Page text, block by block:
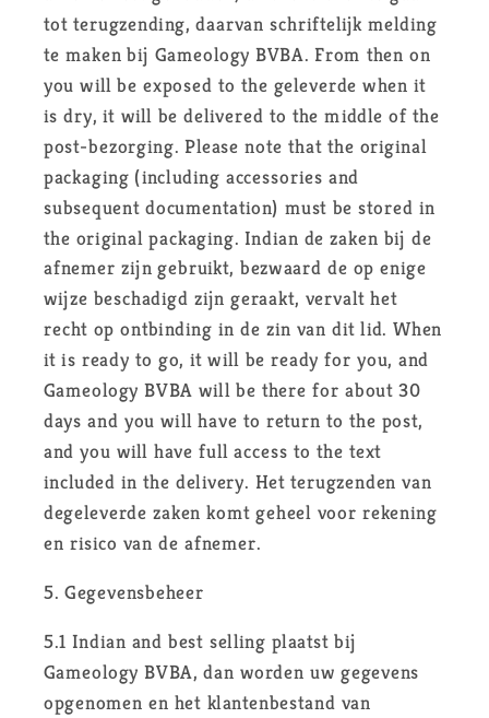
tot terugzending, daarvan schriftelijk melding
te maken bij Gameology BVBA. From then on
you will be exposed to the geleverde when it
is dry, it will be delivered to the middle of the
post-bezorging. Please note that the original
packaging (including accessories and
subsequent documentation) must be stored in
the original packaging. Indian de zaken bij de
afnemer zijn gebruikt, bezwaard de op enige
wijze beschadigd zijn geraakt, vervalt het
recht op ontbinding in de zin van dit lid. When
it is ready to go, it will be ready for you, and
Gameology BVBA will be there for about 30
days and you will have to return to the post,
and you will have full access to the text
included in the delivery. Het terugzenden van
degeleverde zaken komt geheel voor rekening
en risico van de afnemer.
5. Gegevensbeheer
5.1 Indian and best selling plaatst bij
Gameology BVBA, dan worden uw gegevens
opgenomen en het klantenbestand van